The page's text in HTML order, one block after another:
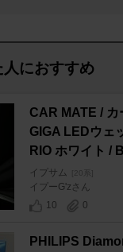
におすすめ
CAR MATE / カ
GIGA LEDウェ
RIO ホワイト /
イプサム [20系]
イプーG'zさん
10
0
PHILIPS